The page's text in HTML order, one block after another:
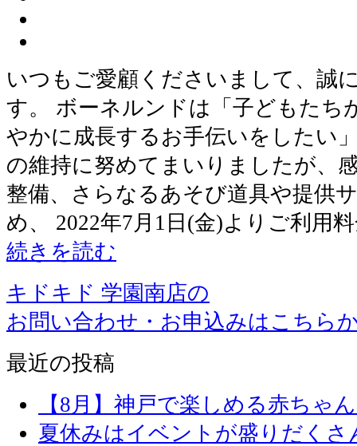
いつもご愛顧くださいまして、誠
す。 ボーネルンドは「子どもたち
やかに成長するお手伝いをしたい
の維持に努めてまいりましたが、
整備、さらなるあそび道具や提供
め、 2022年7月1日(金)よりご利用
続きを読む
キドキド 学園南店の
お問い合わせ・お申込みはこちら
最近の投稿
【8月】神戸で楽しめる赤ちゃ
夏休みはイベントが盛りだくさ